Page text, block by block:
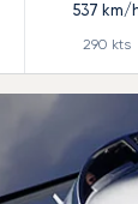
537 km/
290 kts